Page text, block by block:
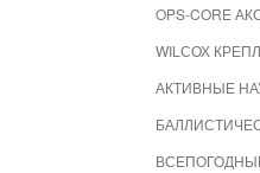
OPS-CORE
WILСОХ
АКТИВНЫЕ